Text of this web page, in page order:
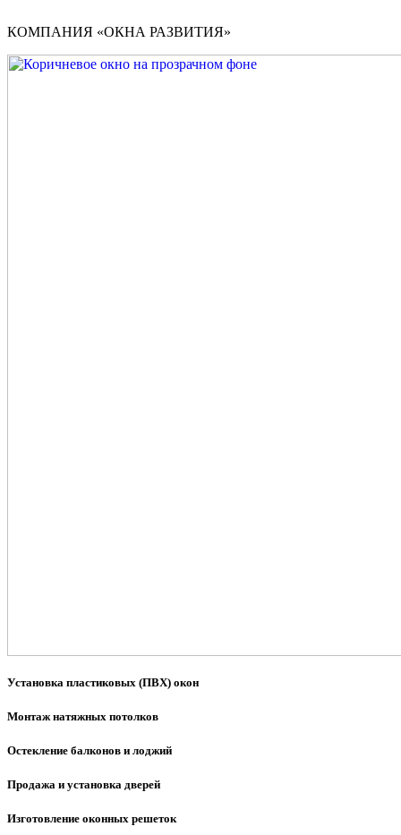
КОМПАНИЯ «ОКНА РАЗВИТИЯ»
Установка пластиковых (ПВХ) окон
Монтаж натяжных потолков
Остекление балконов и лоджий
Продажа и установка дверей
Изготовление оконных решеток